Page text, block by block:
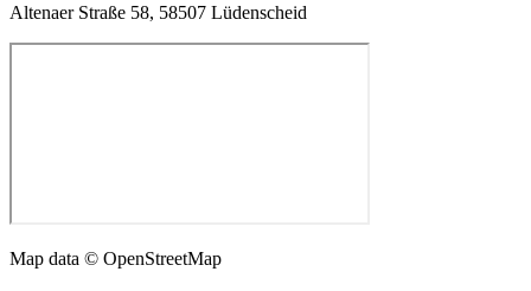
Altenaer Straße 58, 58507 Lüdenscheid
Map data © OpenStreetMap